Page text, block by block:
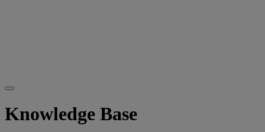
Knowledge Base